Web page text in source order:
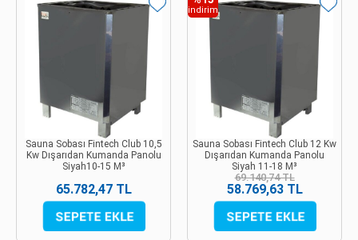
Sauna Sobası Fintech Club 10,5
Kw Dışarıdan Kumanda Panolu
Siyah10-15 M³
65.782,47 TL
indirim
Sauna Sobası Fintech Club 12 Kw
Dışarıdan Kumanda Panolu
Siyah 11-18 M³
69.140,74 TL
58.769,63 TL